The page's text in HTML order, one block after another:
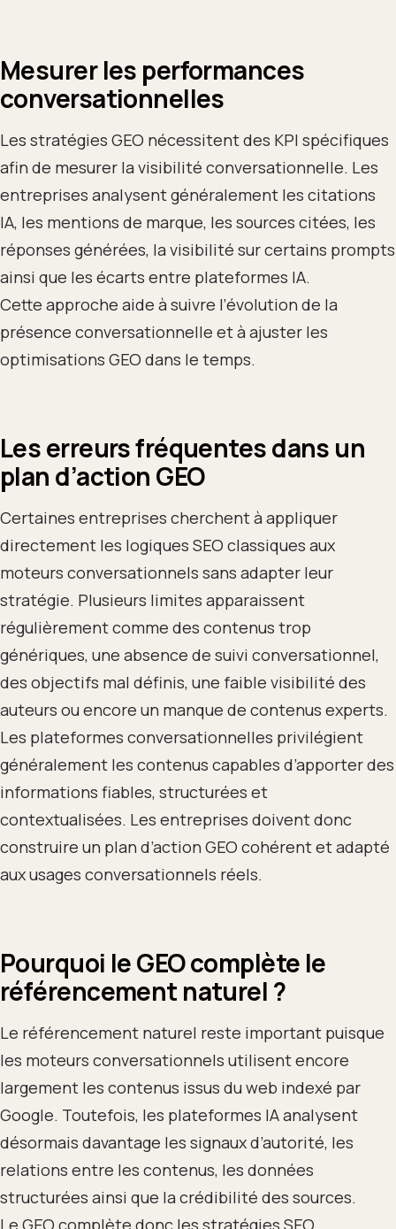
Mesurer les performances
conversationnelles
Les stratégies GEO nécessitent des KPI spécifiques
afin de mesurer la visibilité conversationnelle. Les
entreprises analysent généralement les citations
IA, les mentions de marque, les sources citées, les
réponses générées, la visibilité sur certains prompts
ainsi que les écarts entre plateformes IA.
Cette approche aide à suivre l’évolution de la
présence conversationnelle et à ajuster les
optimisations GEO dans le temps.
Les erreurs fréquentes dans un
plan d’action GEO
Certaines entreprises cherchent à appliquer
directement les logiques SEO classiques aux
moteurs conversationnels sans adapter leur
stratégie. Plusieurs limites apparaissent
régulièrement comme des contenus trop
génériques, une absence de suivi conversationnel,
des objectifs mal définis, une faible visibilité des
auteurs ou encore un manque de contenus experts.
Les plateformes conversationnelles privilégient
généralement les contenus capables d’apporter des
informations fiables, structurées et
contextualisées. Les entreprises doivent donc
construire un plan d’action GEO cohérent et adapté
aux usages conversationnels réels.
Pourquoi le GEO complète le
référencement naturel ?
Le référencement naturel reste important puisque
les moteurs conversationnels utilisent encore
largement les contenus issus du web indexé par
Google. Toutefois, les plateformes IA analysent
désormais davantage les signaux d’autorité, les
relations entre les contenus, les données
structurées ainsi que la crédibilité des sources.